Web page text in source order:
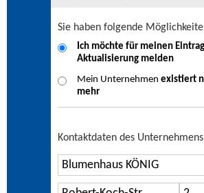
Sie haben folgende
Ich möchte für meinen
Aktualisierung melden
Mein Unternehmen existiert
mehr
Kontaktdaten des Unternehmens